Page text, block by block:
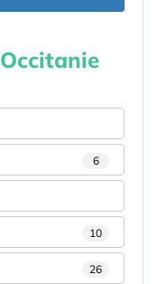
Occitanie
6
10
26